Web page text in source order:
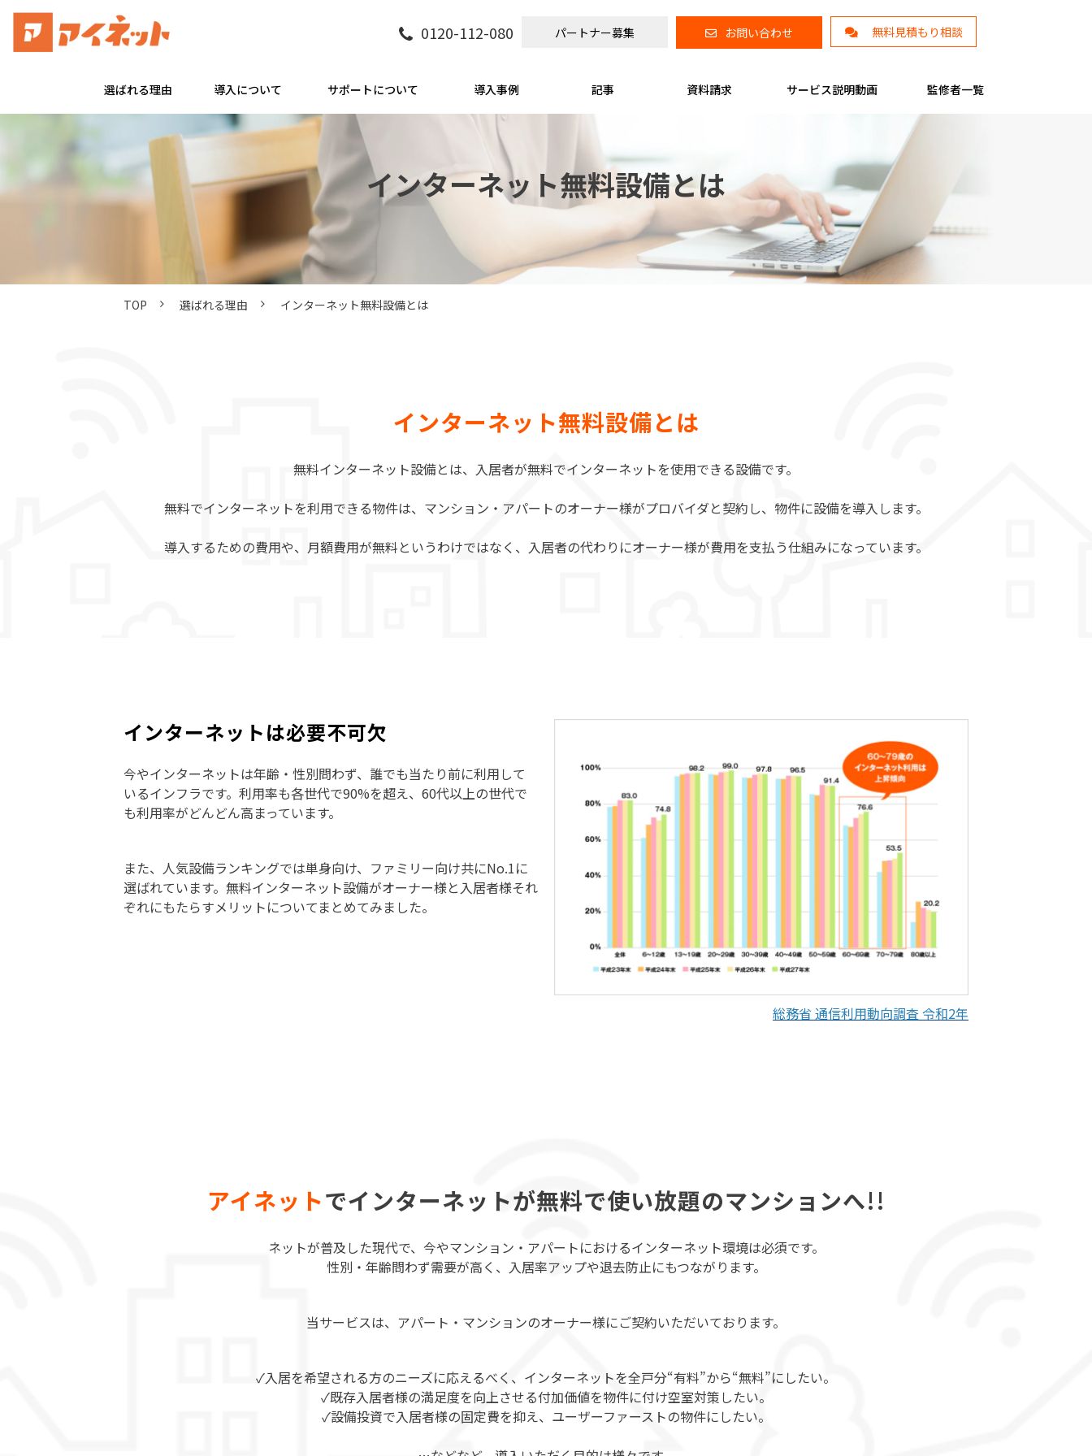
0120-112-080 パートナー募集 お問い合わせ 無料見積もり相談
選ばれる理由 導入について サポートについて 導入事例 記事 資料請求 サービス説明動画 監修者一覧
インターネット無料設備とは
TOP 選ばれる理由 インターネット無料設備とは
インターネット無料設備とは
無料インターネット設備とは、入居者が無料でインターネットを使用できる設備です。
無料でインターネットを利用できる物件は、マンション・アパートのオーナー様がプロバイダと契約し、物件に設備を導入します。
導入するための費用や、月額費用が無料というわけではなく、入居者の代わりにオーナー様が費用を支払う仕組みになっています。
インターネットは必要不可欠
今やインターネットは年齢・性別問わず、誰でも当たり前に利用して
いるインフラです。利用率も各世代で90%を超え、60代以上の世代で
も利用率がどんどん高まっています。
また、人気設備ランキングでは単身向け、ファミリー向け共にNo.1に
選ばれています。無料インターネット設備がオーナー様と入居者様それ
ぞれにもたらすメリットについてまとめてみました。
総務省 通信利用動向調査 令和2年
アイネットでインターネットが無料で使い放題のマンションへ!!
ネットが普及した現代で、今やマンション・アパートにおけるインターネット環境は必須です。
性別・年齢問わず需要が高く、入居率アップや退去防止にもつながります。
当サービスは、アパート・マンションのオーナー様にご契約いただいております。
✓入居を希望される方のニーズに応えるべく、インターネットを全戸分“有料”から“無料”にしたい。
✓既存入居者様の満足度を向上させる付加価値を物件に付け空室対策したい。
✓設備投資で入居者様の固定費を抑え、ユーザーファーストの物件にしたい。